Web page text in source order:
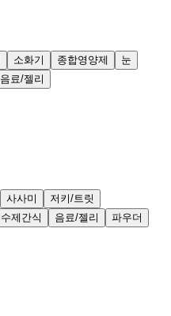
소화기 종합영양제
눈
음료/젤리
사사미
저키/트릿
수제간식 음료/젤리 파우더